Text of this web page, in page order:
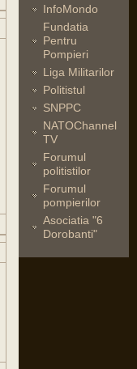
InfoMondo
Fundatia
Pentru
Pompieri
Liga Militarilor
Politistul
SNPPC
NATOChannel
TV
Forumul
politistilor
Forumul
pompierilor
Asociatia "6
Dorobanti"